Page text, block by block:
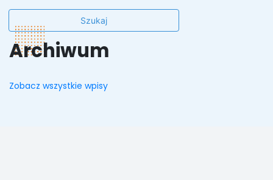
Archiwum
Zobacz wszystkie wpisy